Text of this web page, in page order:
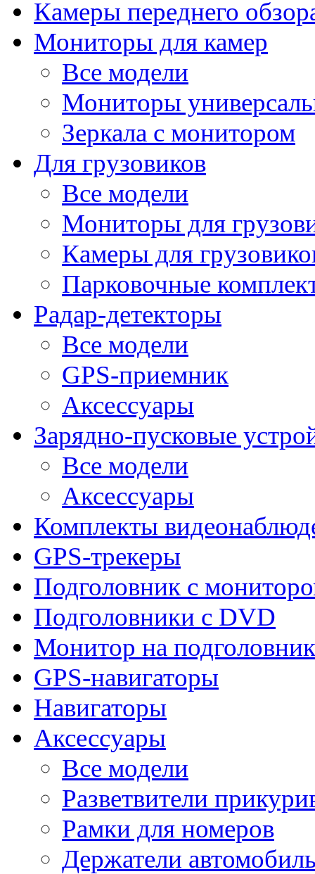
Камеры переднего
Мониторы для камер
Все модели
Мониторы
Зеркала с монитором
Для грузовиков
Все модели
Мониторы для
Камеры для
Парковочные
Радар-детекторы
Все модели
GPS-приемник
Аксессуары
Зарядно-пусковые
Все модели
Аксессуары
Комплекты
GPS-трекеры
Подголовник с
Подголовники с DVD
Монитор на подголовник
GPS-навигаторы
Навигаторы
Аксессуары
Все модели
Разветвители
Рамки для номеров
Держатели